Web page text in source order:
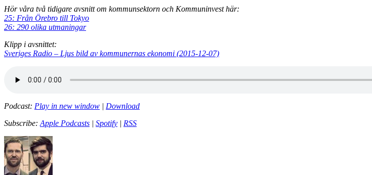
Hör våra två tidigare avsnitt om kommunsektorn och Kommuninvest här:
25: Från Örebro till Tokyo
26: 290 olika utmaningar
Klipp i avsnittet:
Sveriges Radio – Ljus bild av kommunernas ekonomi (2015-12-07)
Podcast: Play in new window | Download
Subscribe: Apple Podcasts | Spotify | RSS